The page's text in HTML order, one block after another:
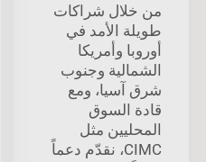
من خلال شراكات
طويلة الأمد في
أوروبا وأمريكا
الشمالية وجنوب
شرق آسيا، ومع
قادة السوق
المحليين مثل
CIMC، نقدّم دعماً